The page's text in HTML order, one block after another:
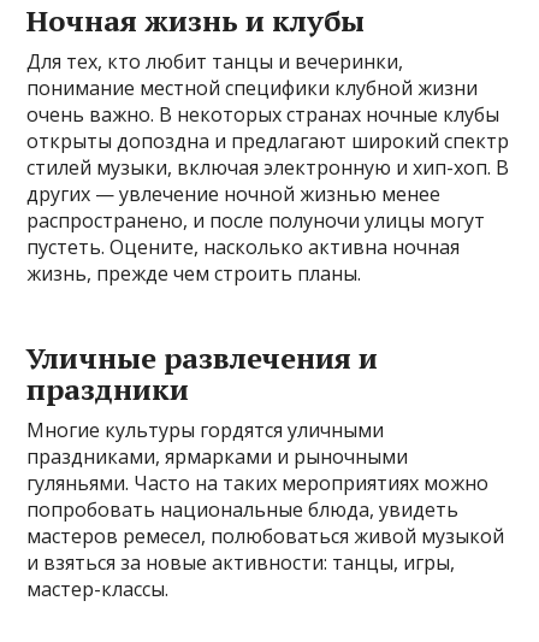
Ночная жизнь и клубы
Для тех, кто любит танцы и вечеринки,
понимание местной специфики клубной жизни
очень важно. В некоторых странах ночные клубы
открыты допоздна и предлагают широкий спектр
стилей музыки, включая электронную и хип-хоп. В
других — увлечение ночной жизнью менее
распространено, и после полуночи улицы могут
пустеть. Оцените, насколько активна ночная
жизнь, прежде чем строить планы.
Уличные развлечения и
праздники
Многие культуры гордятся уличными
праздниками, ярмарками и рыночными
гуляньями. Часто на таких мероприятиях можно
попробовать национальные блюда, увидеть
мастеров ремесел, полюбоваться живой музыкой
и взяться за новые активности: танцы, игры,
мастер-классы.